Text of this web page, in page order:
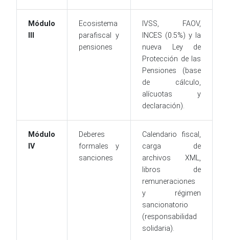
Módulo
Ecosistema
parafiscal y
pensiones
IVSS, FAOV,
INCES (0.5%) y la
nueva Ley de
Protección de las
Pensiones (base
de cálculo,
alícuotas y
declaración).
Módulo
IV
Deberes
formales y
sanciones
Calendario fiscal,
carga de
archivos XML,
libros de
remuneraciones
y régimen
sancionatorio
(responsabilidad
solidaria).